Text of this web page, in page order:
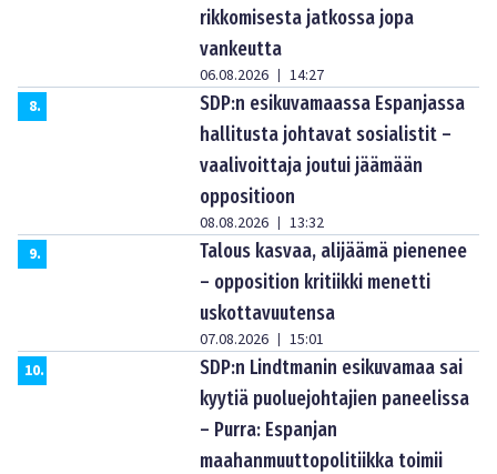
rikkomisesta jatkossa jopa
vankeutta
06.08.2026 | 14:27
8.
SDP:n esikuvamaassa Espanjassa
hallitusta johtavat sosialistit –
vaalivoittaja joutui jäämään
oppositioon
08.08.2026 | 13:32
9.
Talous kasvaa, alijäämä pienenee
– opposition kritiikki menetti
uskottavuutensa
07.08.2026 | 15:01
10.
SDP:n Lindtmanin esikuvamaa sai
kyytiä puoluejohtajien paneelissa
– Purra: Espanjan
maahanmuuttopolitiikka toimii